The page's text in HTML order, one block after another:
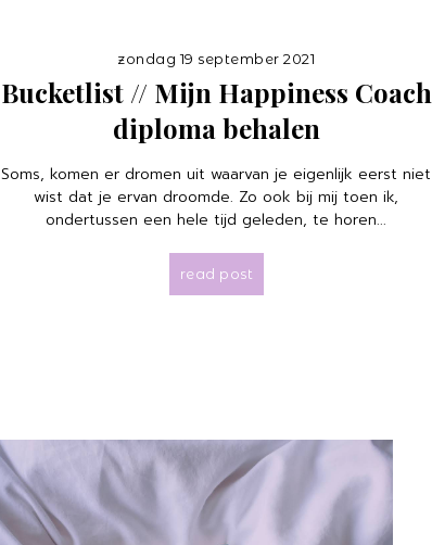
zondag 19 september 2021
Bucketlist // Mijn Happiness Coach
diploma behalen
Soms, komen er dromen uit waarvan je eigenlijk eerst niet
wist dat je ervan droomde. Zo ook bij mij toen ik,
ondertussen een hele tijd geleden, te horen...
read post